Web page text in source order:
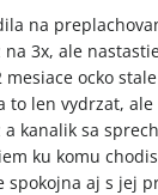
na
3x, ale
ocko
to len vydrzat,
kanalik sa
ku komu
spokojna aj s jej